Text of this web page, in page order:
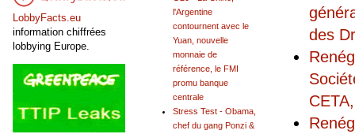
des
l'Argentine
contournent avec le
Yuan, nouvelle
monnaie de
référence, le FMI
promu banque
centrale
Stress Test - Obama,
chef du gang Ponzi &
LobbyFacts.eu
information chiffrées
lobbying Europe.